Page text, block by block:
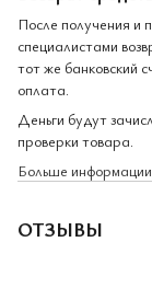
После получения и
специалистами
тот же банковский
оплата.
Деньги будут
проверки товара.
Больше
ОТЗЫВЫ